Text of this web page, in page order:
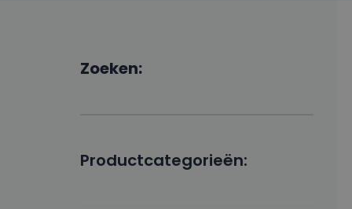
Zoeken:
Productcategorieën: